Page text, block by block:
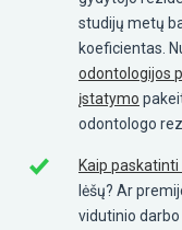
studijų metų
koeficientas.
odontologijos
įstatymo
odontologo
Kaip
lėšų? Ar
vidutinio